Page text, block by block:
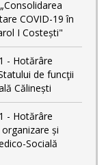
COVID-19 în
I Costești"
- Hotărâre
de funcţii
Călinești
- Hotărâre
și
Socială